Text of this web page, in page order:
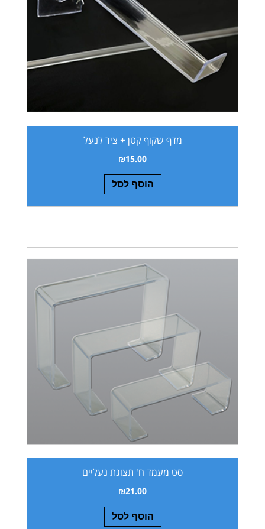
מדף שקוף קטן + ציר לנעל
₪15.00
הוסף לסל
סט מעמד ח' תצוגת נעליים
₪21.00
הוסף לסל